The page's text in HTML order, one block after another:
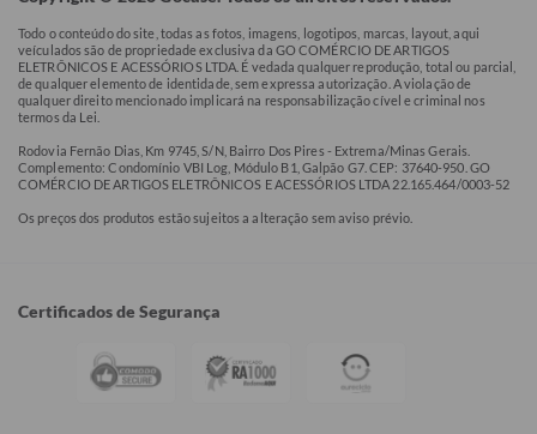
Todo o conteúdo do site, todas as fotos, imagens, logotipos, marcas, layout, aqui
veículados são de propriedade exclusiva da GO COMÉRCIO DE ARTIGOS
ELETRÔNICOS E ACESSÓRIOS LTDA. É vedada qualquer reprodução, total ou parcial,
de qualquer elemento de identidade, sem expressa autorização. A violação de
qualquer direito mencionado implicará na responsabilização cível e criminal nos
termos da Lei.
Rodovia Fernão Dias, Km 9745, S/N, Bairro Dos Pires - Extrema/Minas Gerais.
Complemento: Condomínio VBI Log, Módulo B1, Galpão G7. CEP: 37640-950. GO
COMÉRCIO DE ARTIGOS ELETRÔNICOS E ACESSÓRIOS LTDA 22.165.464/0003-52
Os preços dos produtos estão sujeitos a alteração sem aviso prévio.
Certificados de Segurança